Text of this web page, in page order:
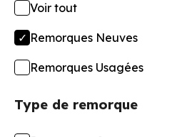
nous
Voir tout
Remorques Neuves
Remorques Usagées
Type de remorque